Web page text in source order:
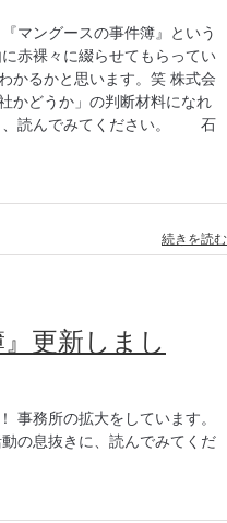
マングースの事件簿』という
赤裸々に綴らせてもらってい
かるかと思います。笑 株式会
かどうか」の判断材料になれ
、読んでみてください。 石
続きを読む
更新しまし
事務所の拡大をしています。
の息抜きに、読んでみてくだ